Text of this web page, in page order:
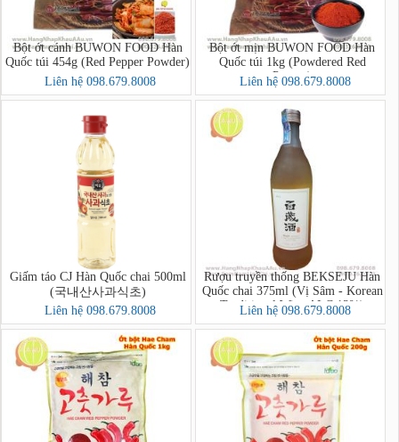
Bột ớt cánh BUWON FOOD Hàn
Quốc túi 454g (Red Pepper Powder)
Liên hệ 098.679.8008
Bột ớt mịn BUWON FOOD Hàn
Quốc túi 1kg (Powdered Red
Pepper)
Liên hệ 098.679.8008
Giấm táo CJ Hàn Quốc chai 500ml
(국내산사과식초)
Liên hệ 098.679.8008
Rượu truyền thống BEKSEJU Hàn
Quốc chai 375ml (Vị Sâm - Korean
Traditional Wine ALC,13%)
Liên hệ 098.679.8008